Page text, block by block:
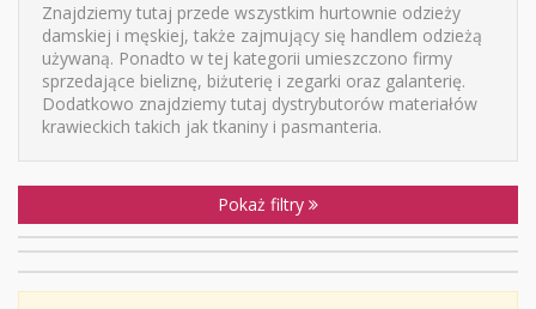
Znajdziemy tutaj przede wszystkim hurtownie odzieży
damskiej i męskiej, także zajmujący się handlem odzieżą
używaną. Ponadto w tej kategorii umieszczono firmy
sprzedające bieliznę, biżuterię i zegarki oraz galanterię.
Dodatkowo znajdziemy tutaj dystrybutorów materiałów
krawieckich takich jak tkaniny i pasmanteria.
Pokaż filtry